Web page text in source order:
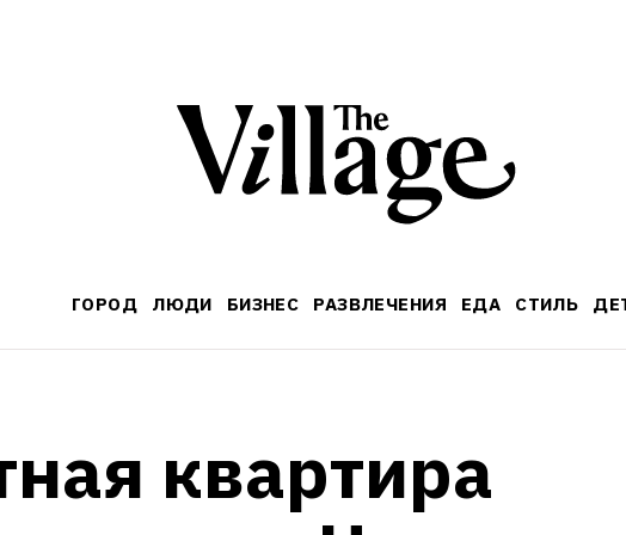
ГОРОД ЛЮДИ БИЗНЕС РАЗВЛЕЧЕНИЯ ЕДА СТИЛЬ
квартира